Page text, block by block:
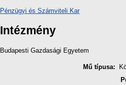
Pénzügyi és Számviteli Kar
Intézmény
Budapesti Gazdasági Egyetem
Mű típusa: